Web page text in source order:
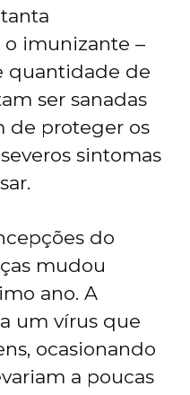
o imunizante –
quantidade de
ser sanadas
de proteger os
sintomas
do
mudou
ano. A
um vírus que
ocasionando
a poucas